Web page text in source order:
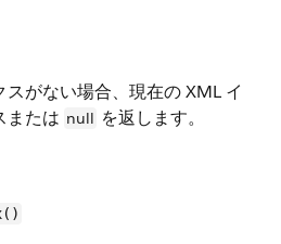
がない場合、現在の XML イ
または null を返します。